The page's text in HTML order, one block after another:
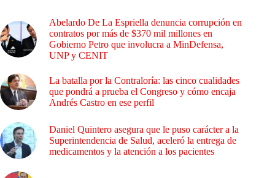
Abelardo De La Espriella denuncia corrupción en
contratos por más de $370 mil millones en
Gobierno Petro que involucra a MinDefensa,
UNP y CENIT
La batalla por la Contraloría: las cinco cualidades
que pondrá a prueba el Congreso y cómo encaja
Andrés Castro en ese perfil
Daniel Quintero asegura que le puso carácter a la
Superintendencia de Salud, aceleró la entrega de
medicamentos y la atención a los pacientes